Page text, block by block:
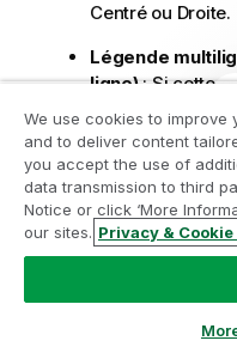
Centré ou Droite.
Légende
ligne): Si cette
affiché sur
Nombre de
plusieurs lignes,
possible dans le
glisser le
Alignement de
Plus.../Moins...
Rejoignez le
modernisation
Modernisez votre
précieuses applications
de modernisation
d'informations ou
We use cookies to
and to deliver content
you accept the use of
data transmission to third
Notice or click ‘More
our sites. Privacy &